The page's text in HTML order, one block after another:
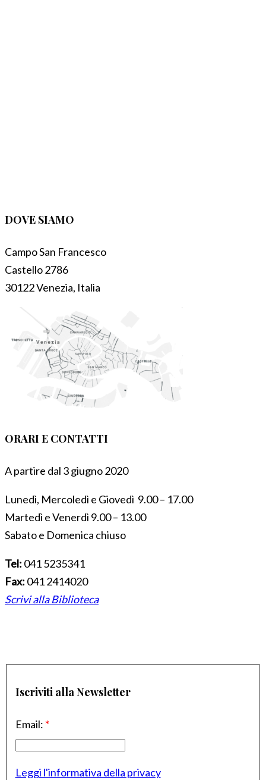
DOVE SIAMO
Campo San Francesco
Castello 2786
30122 Venezia, Italia
ORARI E CONTATTI
A partire dal 3 giugno 2020
Lunedì, Mercoledì e Giovedì 9.00 – 17.00
Martedì e Venerdì 9.00 – 13.00
Sabato e Domenica chiuso
Tel: 041 5235341
Fax: 041 2414020
Scrivi alla Biblioteca
Iscriviti alla Newsletter
Email: *
Leggi l'informativa della privacy